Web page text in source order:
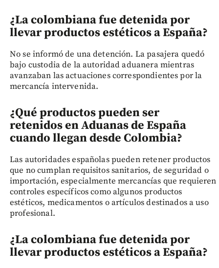
¿La colombiana fue detenida por
llevar productos estéticos a España?
No se informó de una detención. La pasajera quedó
bajo custodia de la autoridad aduanera mientras
avanzaban las actuaciones correspondientes por la
mercancía intervenida.
¿Qué productos pueden ser
retenidos en Aduanas de España
cuando llegan desde Colombia?
Las autoridades españolas pueden retener productos
que no cumplan requisitos sanitarios, de seguridad o
importación, especialmente mercancías que requieren
controles específicos como algunos productos
estéticos, medicamentos o artículos destinados a uso
profesional.
¿La colombiana fue detenida por
llevar productos estéticos a España?